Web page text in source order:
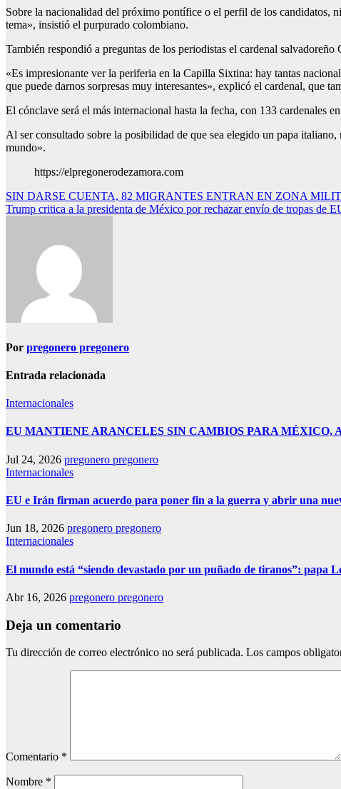
Sobre la nacionalidad del próximo pontífice o el perfil de los candidatos,
tema», insistió el purpurado colombiano.
También respondió a preguntas de los periodistas el cardenal
«Es impresionante ver la periferia en la Capilla Sixtina: hay tantas
que puede darnos sorpresas muy interesantes», explicó el cardenal, que
El cónclave será el más internacional hasta la fecha, con 133 cardenales
Al ser consultado sobre la posibilidad de que sea elegido un papa
mundo».
https://elpregonerodezamora.com
Navegación
de
SIN DARSE CUENTA, 82 MIGRANTES ENTRAN EN ZONA
Trump critica a la presidenta de México por rechazar envío de tropas de
Por pregonero pregonero
Entrada relacionada
Internacionales
EU MANTIENE ARANCELES SIN CAMBIOS PARA MÉXICO,
Jul 24, 2026 pregonero pregonero
Internacionales
EU e Irán firman acuerdo para poner fin a la guerra y abrir una
Jun 18, 2026 pregonero pregonero
Internacionales
El mundo está “siendo devastado por un puñado de tiranos”: papa
Abr 16, 2026 pregonero pregonero
Deja un comentario
Tu dirección de correo electrónico no será publicada. Los campos
Comentario *
Nombre *